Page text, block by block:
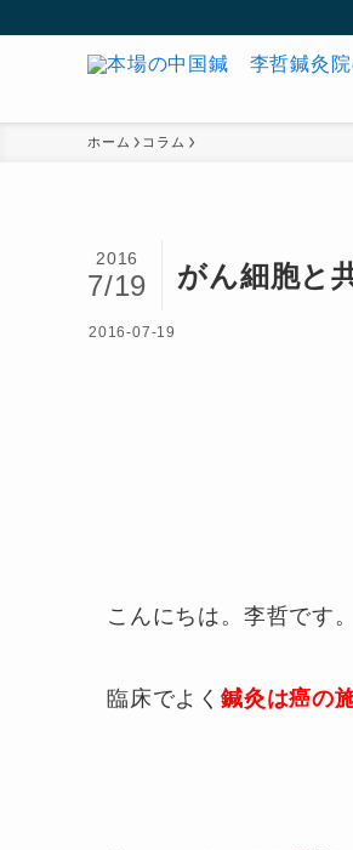
ホーム コラム
がん細胞と
2016
7/19
2016-07-19
こんにちは。李哲です。
臨床でよく 鍼灸は癌の